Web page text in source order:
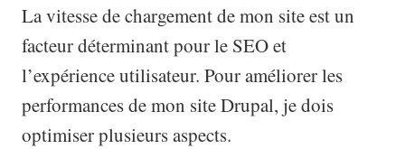
La vitesse de chargement de mon site est un
facteur déterminant pour le SEO et
l’expérience utilisateur. Pour améliorer les
performances de mon site Drupal, je dois
optimiser plusieurs aspects.